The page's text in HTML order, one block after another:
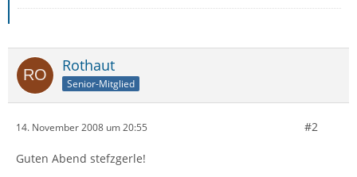
Rothaut
Senior-Mitglied
14. November 2008 um 20:55 #2
Guten Abend stefzgerle!